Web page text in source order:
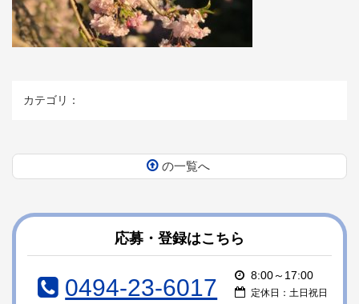
カテゴリ：
の一覧へ
テ
ン
ジ
の
応募・登録はこちら
0494-23-6017 8:00～17:00
定休日：土日祝日